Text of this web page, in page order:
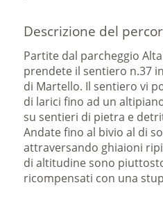
Descrizione del
Partite dal parcheggio
prendete il sentiero n.37
di Martello. Il sentiero vi
di larici fino ad un
su sentieri di pietra e
Andate fino al bivio al di
attraversando ghiaioni
di altitudine sono
ricompensati con una